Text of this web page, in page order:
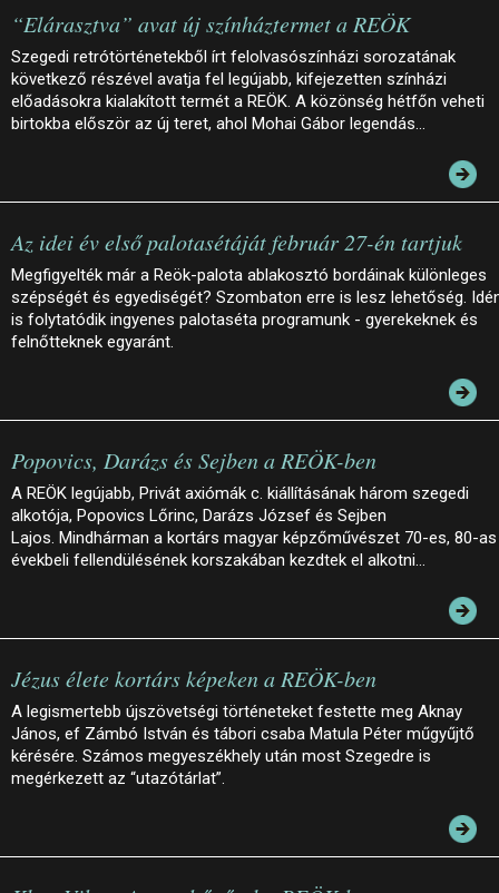
“Elárasztva” avat új színháztermet a REÖK
Szegedi retrótörténetekből írt felolvasószínházi sorozatának
következő részével avatja fel legújabb, kifejezetten színházi
előadásokra kialakított termét a REÖK. A közönség hétfőn veheti
birtokba először az új teret, ahol Mohai Gábor legendás…
Az idei év első palotasétáját február 27-én tartjuk
Megfigyelték már a Reök-palota ablakosztó bordáinak különleges
szépségét és egyediségét? Szombaton erre is lesz lehetőség.
is folytatódik ingyenes palotaséta programunk - gyerekeknek és
felnőtteknek egyaránt.
Popovics, Darázs és Sejben a REÖK-ben
A REÖK legújabb, Privát axiómák c. kiállításának három szegedi
alkotója, Popovics Lőrinc, Darázs József és Sejben
Lajos. Mindhárman a kortárs magyar képzőművészet 70-es, 80-as
évekbeli fellendülésének korszakában kezdtek el alkotni…
Jézus élete kortárs képeken a REÖK-ben
A legismertebb újszövetségi történeteket festette meg Aknay
János, ef Zámbó István és tábori csaba Matula Péter műgyűjtő
kérésére. Számos megyeszékhely után most Szegedre is
megérkezett az “utazótárlat”.